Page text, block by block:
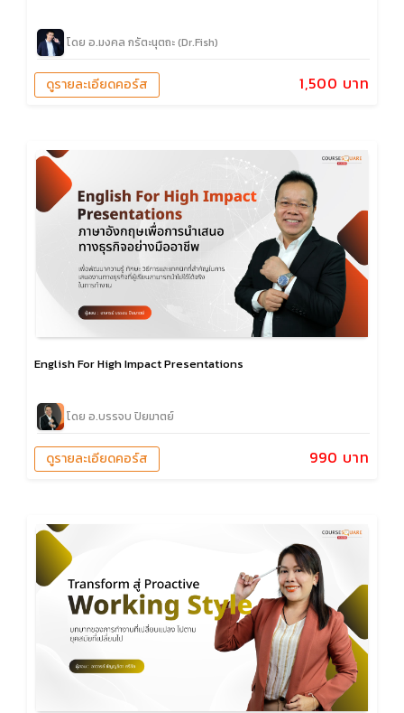
โดย อ.มงคล กรัตะนุตถะ (Dr.Fish)
1,500 บาท
ดูรายละเอียดคอร์ส
English For High Impact Presentations
โดย อ.บรรจบ ปิยมาตย์
990 บาท
ดูรายละเอียดคอร์ส